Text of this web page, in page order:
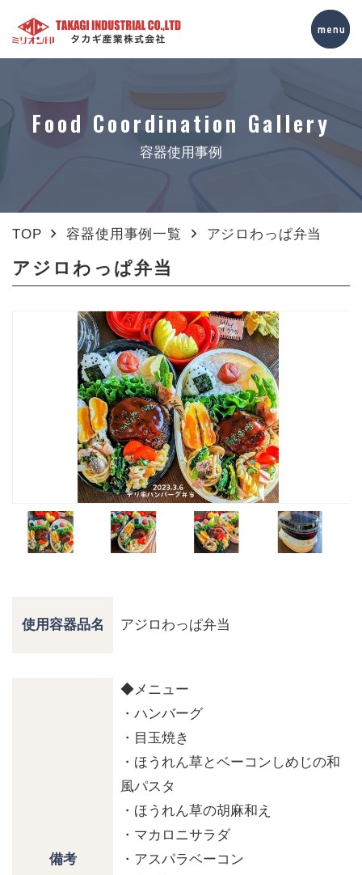
Food Coordination Gallery
容器使用事例
TOP 容器使用事例一覧 アジロわっぱ弁当
アジロわっぱ弁当
使用容器品名 アジロわっぱ弁当
備考
◆メニュー
・ハンバーグ
・目玉焼き
・ほうれん草とベーコンしめじの和
風パスタ
・ほうれん草の胡麻和え
・マカロニサラダ
・アスパラベーコン